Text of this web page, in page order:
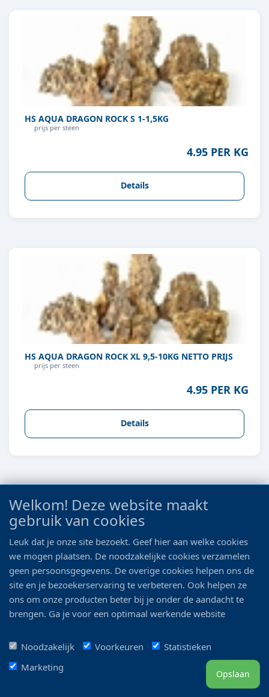
HS AQUA DRAGON ROCK S 1-1,5KG
prijs per steen
4.95 PER KG
Details
HS AQUA DRAGON ROCK XL 9,5-10KG NETTO PRIJS
prijs per steen
4.95 PER KG
Details
HS AQUA FIRE ROCK S 1- 1,5KG
prijs per steen
Welkom! Deze website maakt
gebruik van cookies
Leuk dat je onze site bezoekt. Geef hier aan welke cookies
we mogen plaatsen. De noodzakelijke cookies verzamelen
geen persoonsgegevens. De overige cookies helpen ons de
site en je bezoekerservaring te verbeteren. Ook helpen ze
ons om onze producten beter bij je onder de aandacht te
brengen. Ga je voor een optimaal werkende website
Noodzakelijk
Voorkeuren
Statistieken
Marketing
Opslaan